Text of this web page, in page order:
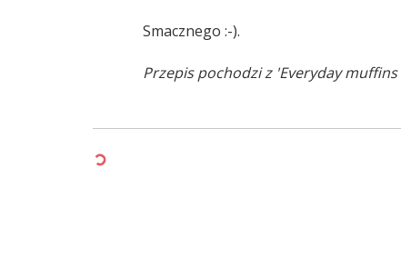
Smacznego :-).
Przepis pochodzi z 'Everyday muffins